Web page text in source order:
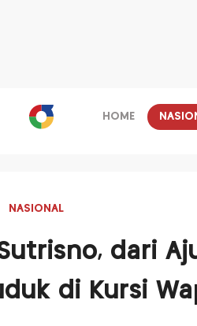
HOME
NASIONAL
dari
di Kursi